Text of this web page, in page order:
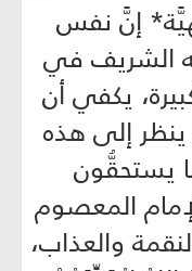
إنَّ نفس
الشريف في
يكفي أن
ينظر إلى هذه
يستحقُّون
المعصوم
والعذاب،